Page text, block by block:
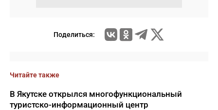
Поделиться:
Читайте также
В Якутске открылся многофункциональный
туристско-информационный центр